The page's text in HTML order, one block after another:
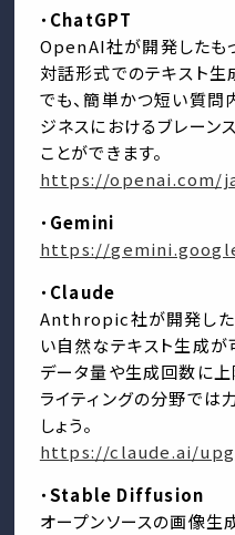
・ ChatGPT
OpenAI社が開発したも
対話形式でのテキスト生
でも、簡単かつ短い質問
ジネスにおけるブレーン
ことができます。
https://openai.com/
・ Gemini
https://
・ Claude
Anthropic社が開発した
い自然なテキスト生成が
データ量や生成回数に上
ライティングの分野では
しょう。
https://claude.ai/
・Stable Diffusion
オープンソースの画像生